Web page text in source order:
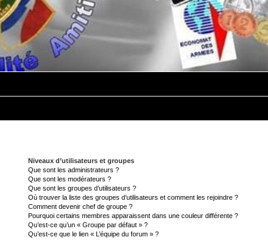
Niveaux d’utilisateurs et groupes
Que sont les administrateurs ?
Que sont les modérateurs ?
Que sont les groupes d’utilisateurs ?
Où trouver la liste des groupes d’utilisateurs et comment les rejoindre ?
Comment devenir chef de groupe ?
Pourquoi certains membres apparaissent dans une couleur différente ?
Qu’est-ce qu’un « Groupe par défaut » ?
Qu’est-ce que le lien « L’équipe du forum » ?